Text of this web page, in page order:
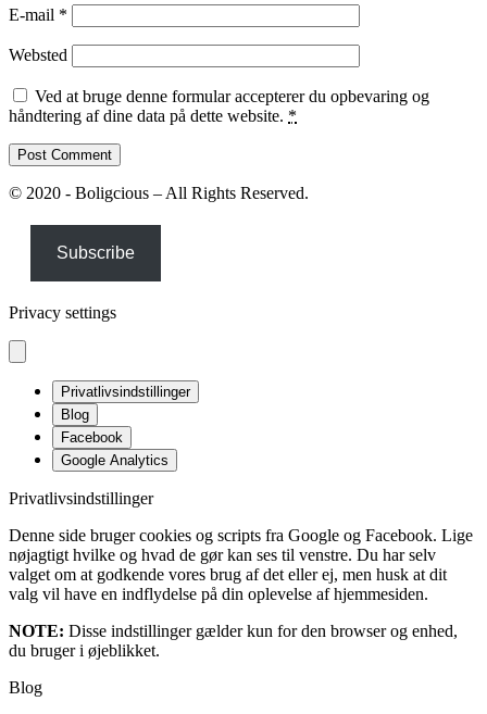
E-mail *
Websted
Ved at bruge denne formular accepterer du opbevaring og
håndtering af dine data på dette website. *
© 2020 - Boligcious – All Rights Reserved.
Subscribe
Privacy settings
Privatlivsindstillinger
Blog
Facebook
Google Analytics
Privatlivsindstillinger
Denne side bruger cookies og scripts fra Google og Facebook. Lige
nøjagtigt hvilke og hvad de gør kan ses til venstre. Du har selv
valget om at godkende vores brug af det eller ej, men husk at dit
valg vil have en indflydelse på din oplevelse af hjemmesiden.
NOTE: Disse indstillinger gælder kun for den browser og enhed,
du bruger i øjeblikket.
Blog